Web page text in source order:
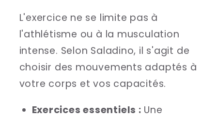
L'exercice ne se limite pas à
l'athlétisme ou à la musculation
intense. Selon Saladino, il s'agit de
choisir des mouvements adaptés à
votre corps et vos capacités.
Exercices essentiels : Une